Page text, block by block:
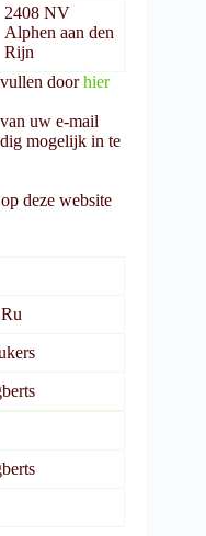
2408 NV
Alphen aan den
Rijn
doorhier
uw e-mail
mogelijk in te
deze website